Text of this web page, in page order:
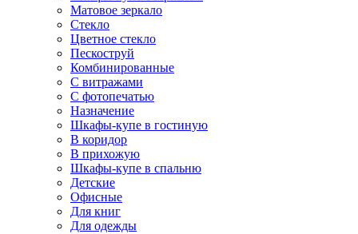
Матовое зеркало
Стекло
Цветное стекло
Пескоструй
Комбинированные
С витражами
С фотопечатью
Назначение
Шкафы-купе в гостиную
В коридор
В прихожую
Шкафы-купе в спальню
Детские
Офисные
Для книг
Для одежды